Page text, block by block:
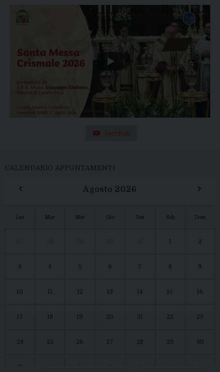
Iscriviti
CALENDARIO APPUNTAMENTI
‹ Agosto 2026 ›
Lun Mar Mer Gio Ven Sab Dom
1 2
3 4 5 6 7 8 9
10 11 12 13 14 15 16
17 18 19 20 21 22 23
24 25 26 27 28 29 30
31